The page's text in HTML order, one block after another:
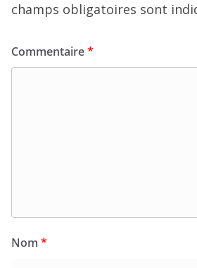
champs obligatoires sont
Commentaire*
Nom *